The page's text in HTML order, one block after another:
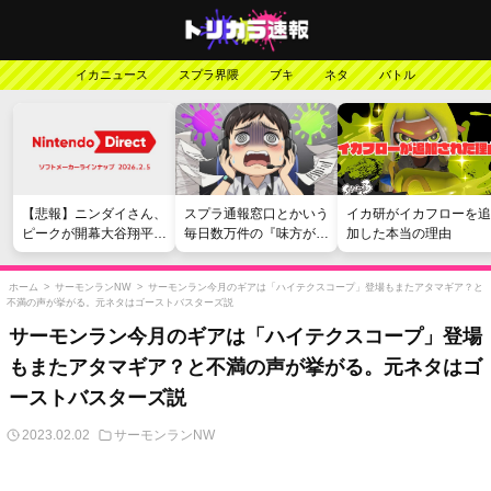
イカニュース スプラ界隈 ブキ ネタ バトル
【悲報】ニンダイさん、
ピークが開幕大谷翔平の
がっかりダイレクトだっ
たと言われてしまう
スプラ通報窓口とかいう
毎日数万件の『味方が弱
い』愚痴を読まされる苦
行
イカ研がイカフローを追
加した本当の理由
ホーム > サーモンランNW > サーモンラン今月のギアは「ハイテクスコープ」登場もまたアタマギア？と
不満の声が挙がる。元ネタはゴーストバスターズ説
サーモンラン今月のギアは「ハイテクスコープ」登場
もまたアタマギア？と不満の声が挙がる。元ネタはゴ
ーストバスターズ説
2023.02.02 サーモンランNW